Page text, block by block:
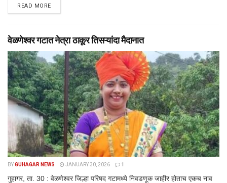
READ MOREDETAILS
वेळणेश्वर गटात नेत्रा ठाकूर तिसऱ्यांदा मैदानात
BYGUHAGAR NEWS JANUARY 30, 2026 1
गुहागर, ता. 30 : वेळणेश्वर जिल्हा परिषद गटामध्ये निवडणूक जाहीर होताच एकच नाव